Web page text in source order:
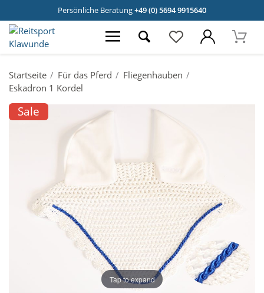
Persönliche Beratung+49 (0) 5694 9915640
Startseite Für das Pferd
Fliegenhauben
Eskadron 1 Kordel
Sale
Tap to expand